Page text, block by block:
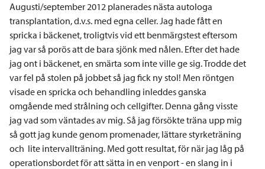
Augusti/september 2012 planerades nästa autologa
transplantation, d.v.s. med egna celler. Jag hade fått en
spricka i bäckenet, troligtvis vid ett benmärgstest eftersom
jag var så porös att de bara sjönk med nålen. Efter det hade
jag ont i bäckenet, en smärta som inte ville ge sig. Trodde det
var fel på stolen på jobbet så jag fick ny stol! Men röntgen
visade en spricka och behandling inleddes ganska
omgående med strålning och cellgifter. Denna gång visste
jag vad som väntades av mig. Så jag försökte träna upp mig
så gott jag kunde genom promenader, lättare styrketräning
och lite intervallträning. Med gott resultat, för när jag låg på
operationsbordet för att sätta in en venport - en slang in i